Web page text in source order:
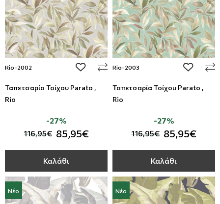
Rio-2002 add to wishlist
Ταπετσαρία Τοίχου Parato ,
Rio
116,95€ 85,95€
-27%
Καλάθι
Rio-2003 add to
Ταπετσαρία Τοίχου Parato ,
Rio
116,95€ 85,95€
-27%
Καλάθι
Νέο Νέο